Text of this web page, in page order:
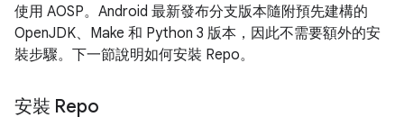
使用 AOSP。Android 最新發布分支版本隨附預先建構的
OpenJDK、Make 和 Python 3 版本，因此不需要額外的安
裝步驟。下一節說明如何安裝 Repo。
安裝 Repo